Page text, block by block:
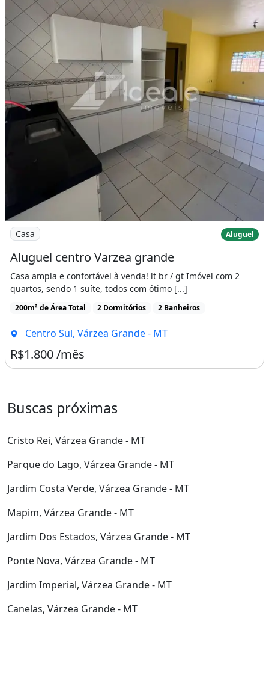
Imagem: Aluguel centro Varzea grande
Casa Aluguel
Aluguel centro Varzea grande
Casa ampla e confortável à venda! lt br / gt Imóvel com 2
quartos, sendo 1 suíte, todos com ótimo [...]
200m² de Área Total 2 Dormitórios 2 Banheiros
Centro Sul, Várzea Grande - MT
R$1.800 /mês
Buscas próximas
Cristo Rei, Várzea Grande - MT
Parque do Lago, Várzea Grande - MT
Jardim Costa Verde, Várzea Grande - MT
Mapim, Várzea Grande - MT
Jardim Dos Estados, Várzea Grande - MT
Ponte Nova, Várzea Grande - MT
Jardim Imperial, Várzea Grande - MT
Canelas, Várzea Grande - MT